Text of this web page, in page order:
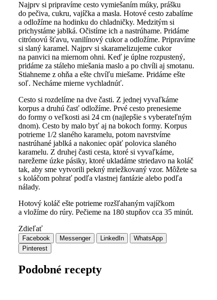
Najprv si pripravíme cesto vymiešaním múky, prášku
do pečiva, cukru, vajíčka a masla. Hotové cesto zabalíme
a odložíme na hodinku do chladničky. Medzitým si
prichystáme jablká. Očistíme ich a nastrúhame. Pridáme
citrónovú šťavu, vanilínový cukor a odložíme. Pripravíme
si slaný karamel. Najprv si skaramelizujeme cukor
na panvici na miernom ohni. Keď je úplne rozpustený,
pridáme za stáleho miešania maslo a po chvíli aj smotanu.
Stiahneme z ohňa a ešte chvíľu miešame. Pridáme ešte
soľ. Necháme mierne vychladnúť.
Cesto si rozdelíme na dve časti. Z jednej vyvaľkáme
korpus a druhú časť odložíme. Prvé cesto prenesieme
do formy o veľkosti asi 24 cm (najlepšie s vyberateľným
dnom). Cesto by malo byť aj na bokoch formy. Korpus
potrieme 1/2 slaného karamelu, potom navrstvíme
nastrúhané jablká a nakoniec opäť polovica slaného
karamelu. Z druhej časti cesta, ktoré si vyvaľkáme,
narežeme úzke pásiky, ktoré ukladáme striedavo na koláč
tak, aby sme vytvorili pekný mriežkovaný vzor. Môžete sa
s koláčom pohrať podľa vlastnej fantázie alebo podľa
nálady.
Hotový koláč ešte potrieme rozšľahaným vajíčkom
a vložíme do rúry. Pečieme na 180 stupňov cca 35 minút.
Zdieľať
Facebook Messenger LinkedIn
WhatsApp
Pinterest
Podobné recepty